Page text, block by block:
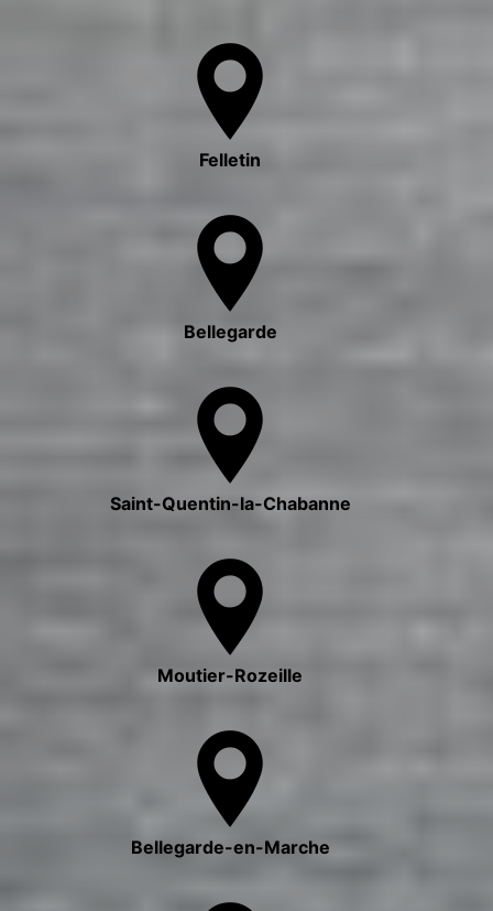
Felletin
Bellegarde
Saint-Quentin-la-Chabanne
Moutier-Rozeille
Bellegarde-en-Marche